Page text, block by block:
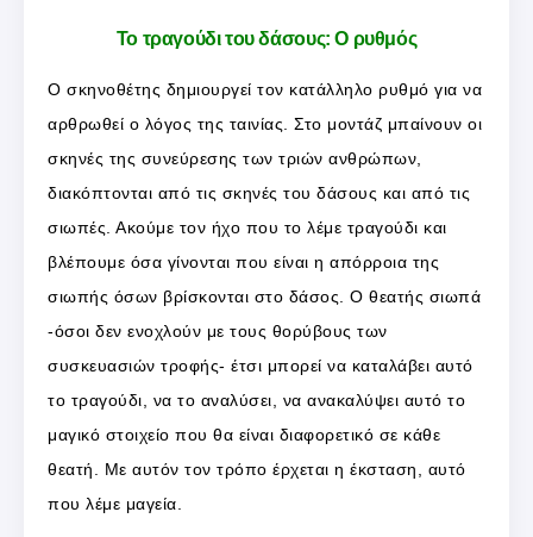
Το τραγούδι του δάσους: Ο ρυθμός
Ο σκηνοθέτης δημιουργεί τον κατάλληλο ρυθμό για να
αρθρωθεί ο λόγος της ταινίας. Στο μοντάζ μπαίνουν οι
σκηνές της συνεύρεσης των τριών ανθρώπων,
διακόπτονται από τις σκηνές του δάσους και από τις
σιωπές. Ακούμε τον ήχο που το λέμε τραγούδι και
βλέπουμε όσα γίνονται που είναι η απόρροια της
σιωπής όσων βρίσκονται στο δάσος. Ο θεατής σιωπά
-όσοι δεν ενοχλούν με τους θορύβους των
συσκευασιών τροφής- έτσι μπορεί να καταλάβει αυτό
το τραγούδι, να το αναλύσει, να ανακαλύψει αυτό το
μαγικό στοιχείο που θα είναι διαφορετικό σε κάθε
θεατή. Με αυτόν τον τρόπο έρχεται η έκσταση, αυτό
που λέμε μαγεία.